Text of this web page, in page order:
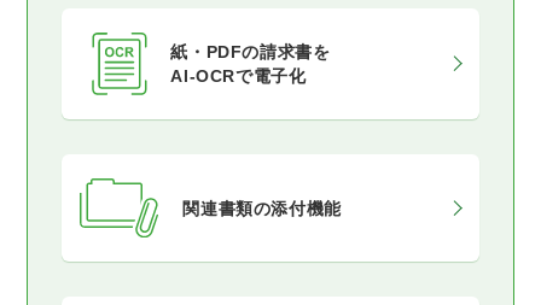
紙・PDFの請求書を
AI-OCRで電子化
関連書類の添付機能